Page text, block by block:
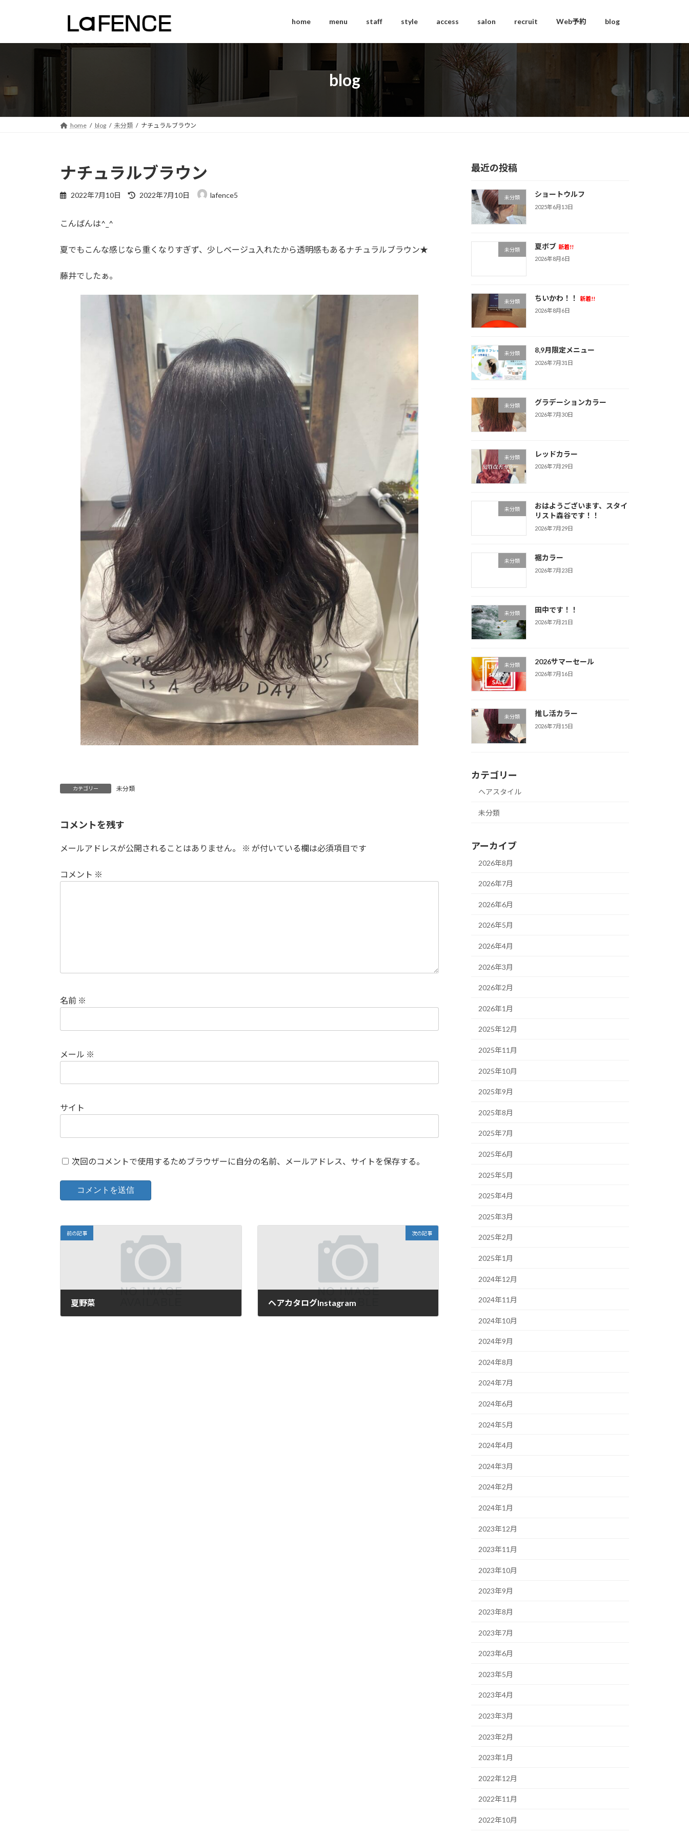
ン
ス
プ
ー
ン
動
home menu staff style access salon recruit Web予約 blog
blog
home blog 未分類 ナチュラルブラウン
ナチュラルブラウン
2022年7月10日
最
時
:
2022年7月10日 lafence5
こんばんは^_^
夏でもこんな感じなら重くなりすぎず、少しベージュ入れたから透明感もあるナチュラルブラウン★
藤井でしたぁ。
カテゴリー 未分類
コメントを残す
メールアドレスが公開されることはありません。 ※ が付いている欄は必須項目です
コメント ※
名前 ※
メール ※
サイト
次回のコメントで使用するためブラウザーに自分の名前、メールアドレス、サイトを保存する。
前の記事
夏野菜
次の記事
ヘアカタログInstagram
最近の投稿
未分類 ショートウルフ
2025年6月13日
未分類 夏ボブ 新着!!
2026年8月6日
未分類 ちいかわ！！
新着!!
2026年8月6日
未分類 8,9月限定メニュー
2026年7月31日
未分類 グラデーションカラー
2026年7月30日
未分類 レッドカラー
2026年7月29日
未分類
おはようございます、スタイ
リスト森谷です！！
2026年7月29日
未分類 裾カラー
2026年7月23日
未分類 田中です！！
2026年7月21日
未分類 2026サマーセール
2026年7月16日
未分類 推し活カラー
2026年7月15日
カテゴリー
ヘアスタイル
未分類
アーカイブ
2026年8月
2026年7月
2026年6月
2026年5月
2026年4月
2026年3月
2026年2月
2026年1月
2025年12月
2025年11月
2025年10月
2025年9月
2025年8月
2025年7月
2025年6月
2025年5月
2025年4月
2025年3月
2025年2月
2025年1月
2024年12月
2024年11月
2024年10月
2024年9月
2024年8月
2024年7月
2024年6月
2024年5月
2024年4月
2024年3月
2024年2月
2024年1月
2023年12月
2023年11月
2023年10月
2023年9月
2023年8月
2023年7月
2023年6月
2023年5月
2023年4月
2023年3月
2023年2月
2023年1月
2022年12月
2022年11月
2022年10月